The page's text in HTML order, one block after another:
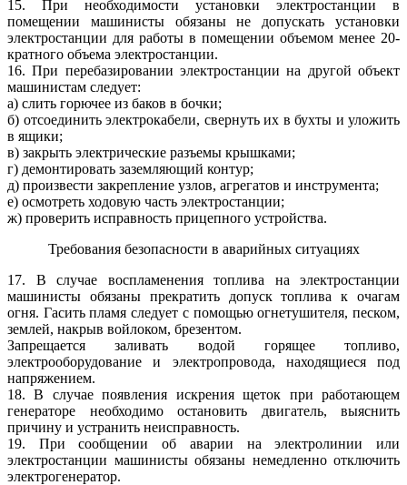
15. При необходимости установки электростанции в
помещении машинисты обязаны не допускать установки
электростанции для работы в помещении объемом менее 20-
кратного объема электростанции.
16. При перебазировании электростанции на другой объект
машинистам следует:
а) слить горючее из баков в бочки;
б) отсоединить электрокабели, свернуть их в бухты и уложить
в ящики;
в) закрыть электрические разъемы крышками;
г) демонтировать заземляющий контур;
д) произвести закрепление узлов, агрегатов и инструмента;
е) осмотреть ходовую часть электростанции;
ж) проверить исправность прицепного устройства.
Требования безопасности в аварийных ситуациях
17. В случае воспламенения топлива на электростанции
машинисты обязаны прекратить допуск топлива к очагам
огня. Гасить пламя следует с помощью огнетушителя, песком,
землей, накрыв войлоком, брезентом.
Запрещается заливать водой горящее топливо,
электрооборудование и электропровода, находящиеся под
напряжением.
18. В случае появления искрения щеток при работающем
генераторе необходимо остановить двигатель, выяснить
причину и устранить неисправность.
19. При сообщении об аварии на электролинии или
электростанции машинисты обязаны немедленно отключить
электрогенератор.